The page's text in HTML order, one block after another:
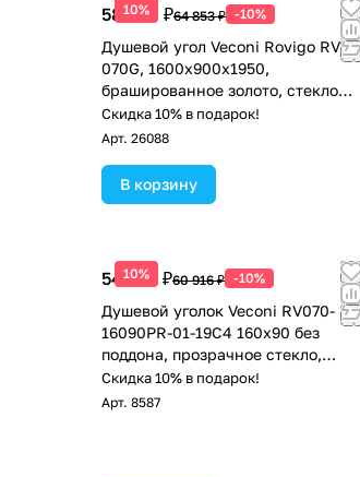
10%
58 368 ₽64 853 ₽ -10%
Душевой угол Veconi Rovigo RV-
070G, 1600х900х1950,
брашированное золото, стекло
прозрачное
Скидка 10% в подарок!
Арт. 26088
В корзину
10%
54 824 ₽60 916 ₽ -10%
Душевой уголок Veconi RV070-
16090PR-01-19C4 160х90 без
поддона, прозрачное стекло,
черный матовый
Скидка 10% в подарок!
Арт. 8587